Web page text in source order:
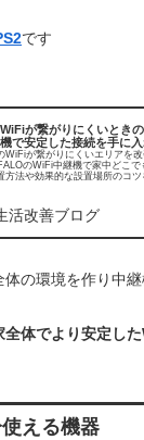
です
が繋がりにくいとき
で安定した接続を手に入
WiFiが繋がりにくいエリアを改
のWiFi中継機で家中どこで
方法や効果的な設置場所のコツ
活改善ブログ
の環境を作り中
全体でより安定し
える機器